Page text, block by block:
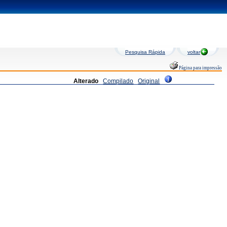
Pesquisa Rápida voltar
Página para impressão
Alterado Compilado Original